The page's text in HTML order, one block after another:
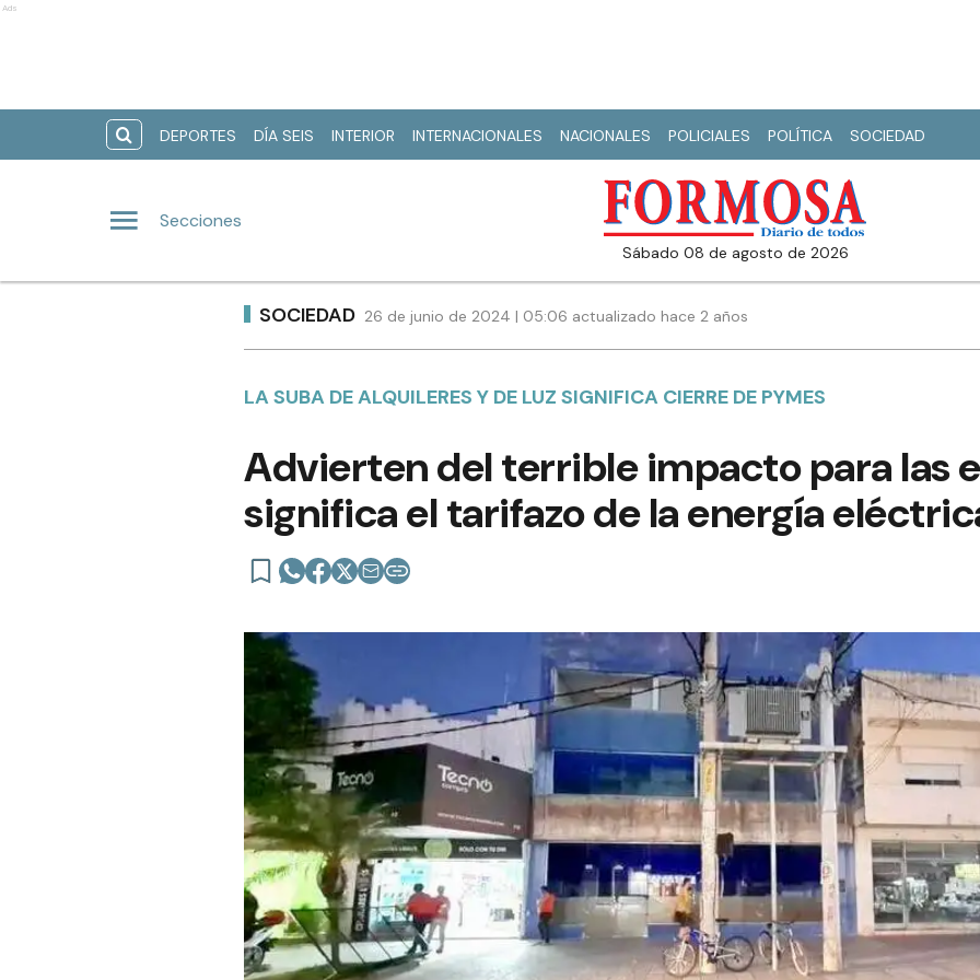
Ads
DEPORTES DÍA SEIS INTERIOR INTERNACIONALES NACIONALES POLICIALES POLÍTICA SOCIEDAD
Secciones
sábado 08 de agosto de 2026
SOCIEDAD 26 de junio de 2024 | 05:06 actualizado hace 2 años
LA SUBA DE ALQUILERES Y DE LUZ SIGNIFICA CIERRE DE PYMES
Advierten del terrible impacto para las
significa el tarifazo de la energía